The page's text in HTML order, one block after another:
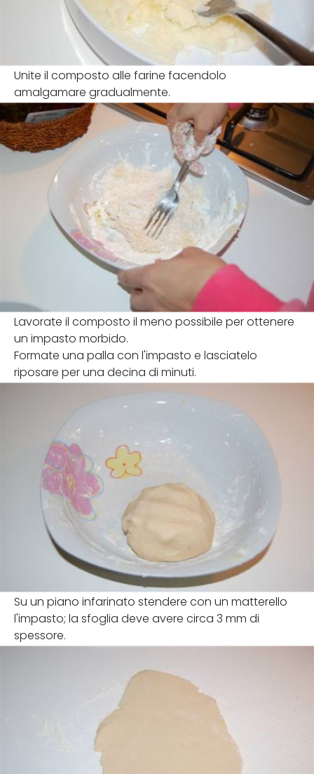
Unite il composto alle farine facendolo
amalgamare gradualmente.
Lavorate il composto il meno possibile per ottenere
un impasto morbido.
Formate una palla con l'impasto e lasciatelo
riposare per una decina di minuti.
Su un piano infarinato stendere con un matterello
l'impasto; la sfoglia deve avere circa 3 mm di
spessore.